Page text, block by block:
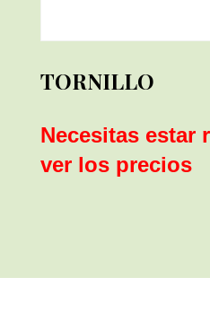
TORNILLO
Necesitas estar
ver los precios